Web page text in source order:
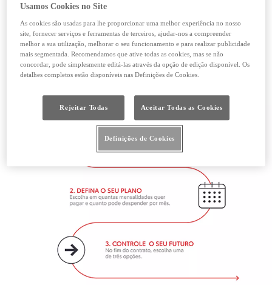
Entrada inicial: Não é obrigatória
Elegibilidade
: Viaturas Novas e Usadas
Final do contrato: A flexibilidade de trocar, manter ou devolver o seu Toyota
Simples, não é?
Usamos Cookies no Site
As cookies são usadas para lhe proporcionar uma melhor experiência no nosso
site, fornecer serviços e ferramentas de terceiros, ajudar-nos a compreender
melhor a sua utilização, melhorar o seu funcionamento e para realizar publicidade
mais segmentada. Recomendamos que ative todas as cookies, mas se não
concordar, pode simplesmente editá-las através da opção de edição disponível. Os
detalhes completos estão disponíveis nas Definições de Cookies.
Rejeitar Todas Aceitar Todas as Cookies
Definições de Cookies